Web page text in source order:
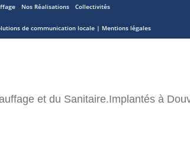
et du Sanitaire.Implantés à